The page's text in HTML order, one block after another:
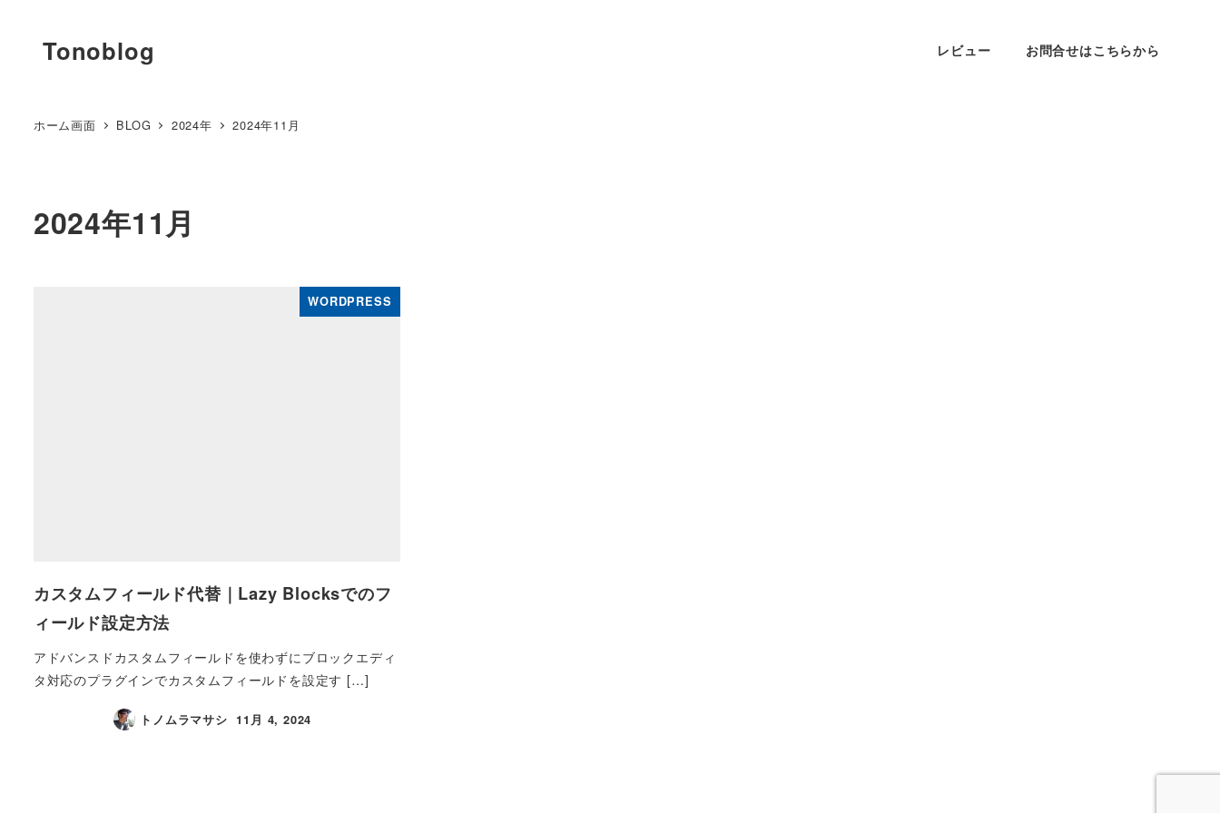
Tonoblog レビュー お問合せはこちらから
ホーム画面 BLOG 2024年 2024年11月
2024年11月
WORDPRESS
カスタムフィールド代替｜Lazy Blocksでのフ
ィールド設定方法
アドバンスドカスタムフィールドを使わずにブロックエディ
タ対応のプラグインでカスタムフィールドを設定す […]
トノムラマサシ 11月 4, 2024